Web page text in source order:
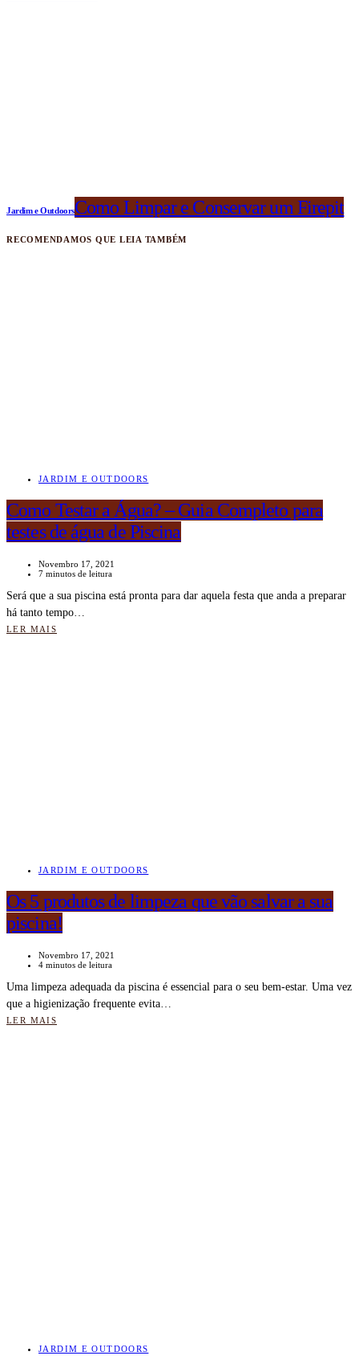
Jardim e OutdoorsComo Limpar e Conservar um Firepit
RECOMENDAMOS QUE LEIA TAMBÉM
JARDIM E OUTDOORS
Como Testar a Água? – Guia Completo para
testes de água de Piscina
Novembro 17, 2021
7 minutos de leitura
Será que a sua piscina está pronta para dar aquela festa que anda a preparar
há tanto tempo…
LER MAIS
JARDIM E OUTDOORS
Os 5 produtos de limpeza que vão salvar a sua
piscina!
Novembro 17, 2021
4 minutos de leitura
Uma limpeza adequada da piscina é essencial para o seu bem-estar. Uma vez
que a higienização frequente evita…
LER MAIS
JARDIM E OUTDOORS